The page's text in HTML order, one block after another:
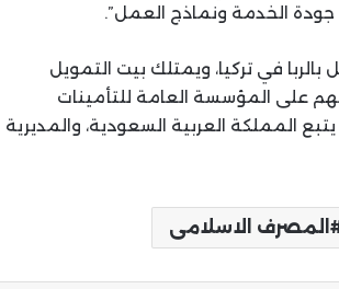
جودة الخدمة ونماذج العمل”.
في تركيا، ويمتلك بيت التمويل
على المؤسسة العامة للتأمينات
المملكة العربية السعودية، والمديرية
المصرف الاسلامى